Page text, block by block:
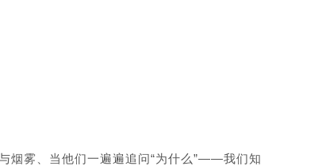
烟雾、当他们一遍遍追问“为什么”——我们知